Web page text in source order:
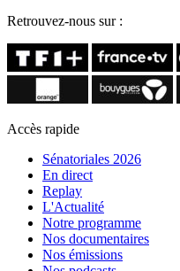
Retrouvez-nous sur :
Accès rapide
Sénatoriales 2026
En direct
Replay
L'Actualité
Notre programme
Nos documentaires
Nos émissions